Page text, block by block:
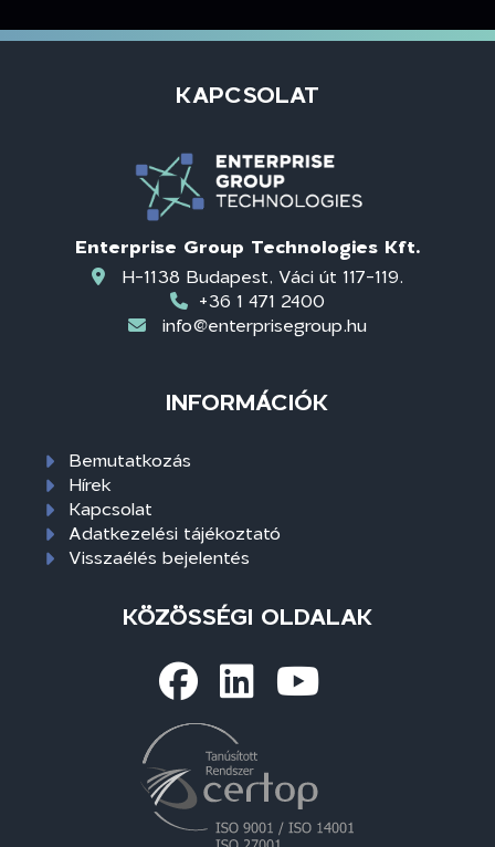
KAPCSOLAT
Enterprise Group Technologies Kft.
H-1138 Budapest, Váci út 117-119.
+36 1 471 2400
info@enterprisegroup.hu
INFORMÁCIÓK
Bemutatkozás
Hírek
Kapcsolat
Adatkezelési tájékoztató
Visszaélés bejelentés
KÖZÖSSÉGI OLDALAK